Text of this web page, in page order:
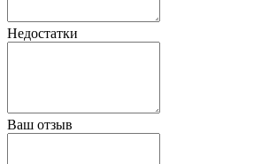
Недостатки
Ваш отзыв